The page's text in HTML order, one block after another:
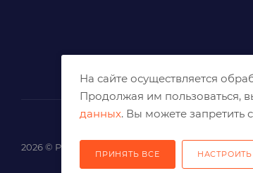
2026 © Решения для эффективного шлифования
На сайте осуществляется
Продолжая им пользоваться,
данных. Вы можете запретить
ПРИНЯТЬ ВСЕ НАСТРОИТЬ